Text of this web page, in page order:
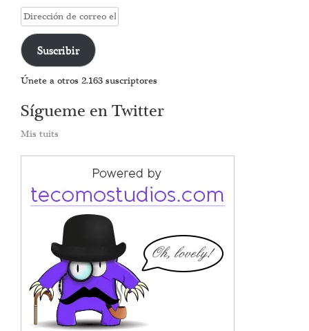
Dirección
de
correo
electrónico
Suscribir
Únete a otros 2.163 suscriptores
Sígueme en Twitter
Mis tuits